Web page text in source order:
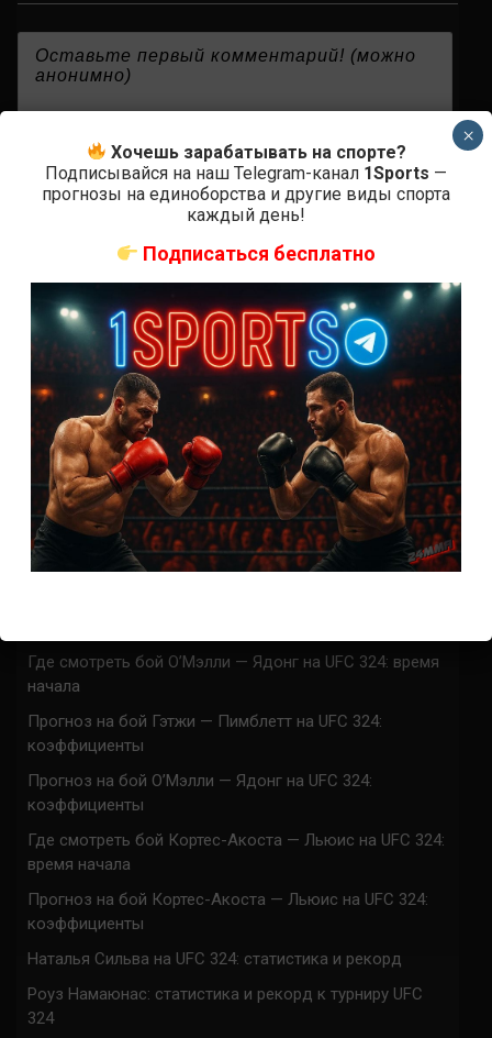
СВЕЖИЕ ЗАПИСИ
ACA 200 прямая трансляция
Марафон боев UFC 325 прямая трансляция
UFC 324 прямая трансляция
Марафон боев UFC 324 прямая трансляция
Где смотреть бой О’Мэлли — Ядонг на UFC 324: время
начала
Прогноз на бой Гэтжи — Пимблетт на UFC 324:
коэффициенты
Прогноз на бой О’Мэлли — Ядонг на UFC 324:
коэффициенты
Где смотреть бой Кортес-Акоста — Льюис на UFC 324:
время начала
Прогноз на бой Кортес-Акоста — Льюис на UFC 324:
коэффициенты
Наталья Сильва на UFC 324: статистика и рекорд
Роуз Намаюнас: статистика и рекорд к турниру UFC
324
Хочешь зарабатывать на спорте?
Подписывайся на наш Telegram-канал 1Sports —
прогнозы на единоборства и другие виды спорта
каждый день!
Подписаться бесплатно
×